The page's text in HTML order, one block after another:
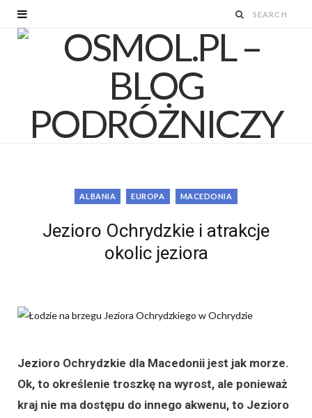
ALBANIA EUROPA MACEDONIA
Jezioro Ochrydzkie i atrakcje
okolic jeziora
Jezioro Ochrydzkie dla Macedonii jest jak morze.
Ok, to określenie troszkę na wyrost, ale ponieważ
kraj nie ma dostępu do innego akwenu, to Jezioro